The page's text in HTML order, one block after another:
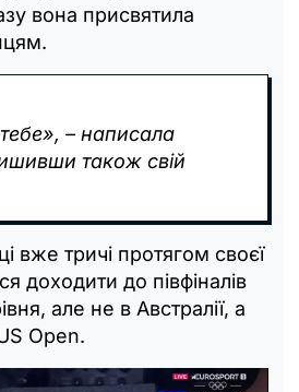
вона присвятила
– написала
також свій
вже тричі протягом своєї
доходити до півфіналів
але не в Австралії, а
Open.